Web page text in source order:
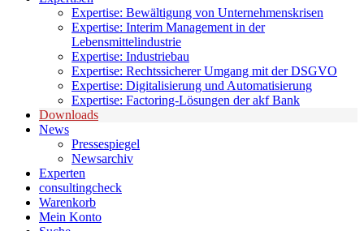
Expertise: Bewältigung von Unternehmenskrisen
Expertise: Interim Management in der
Lebensmittelindustrie
Expertise: Industriebau
Expertise: Rechtssicherer Umgang mit der DSGVO
Expertise: Digitalisierung und Automatisierung
Expertise: Factoring-Lösungen der akf Bank
Downloads
News
Pressespiegel
Newsarchiv
Experten
consultingcheck
Warenkorb
Mein Konto